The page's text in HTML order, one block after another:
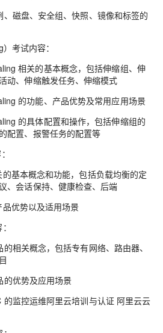
磁盘、安全组、快照、镜像和标签的
考试内容：
相关的基本概念，包括伸缩组、伸
动、伸缩触发任务、伸缩模式
的功能、产品优势及常用应用场景
的具体配置和操作，包括伸缩组的
配置、报警任务的配置等
基本概念和功能，包括负载均衡的定
、会话保持、健康检查、后端
优势以及适用场景
相关概念，包括专有网络、路由器、
优势及应用场景
监控运维阿里云培训与认证 阿里云云